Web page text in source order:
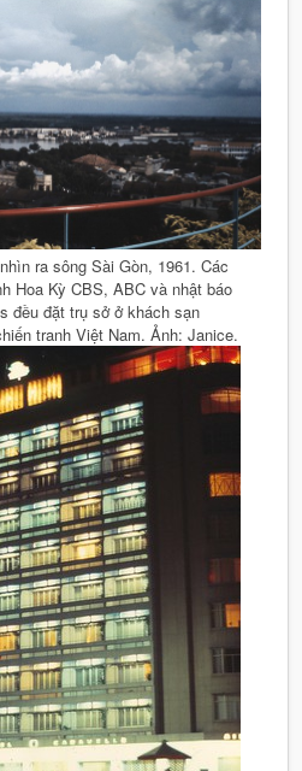
ra sông Sài Gòn, 1961. Các
Hoa Kỳ CBS, ABC và nhật báo
đều đặt trụ sở ở khách sạn
tranh Việt Nam. Ảnh: Janice.